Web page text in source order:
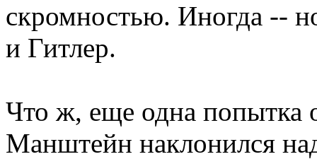
скромностью. Иногда --
и Гитлер.
Что ж, еще одна попытка
Манштейн наклонился